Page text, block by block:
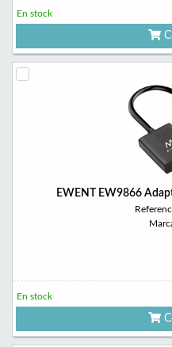
En stock
EWENT EW9866
En stock